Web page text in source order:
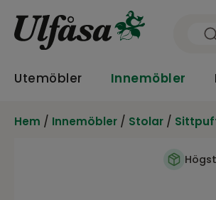
Utemöbler Innemöbler
Hem / Innemöbler / Stolar /